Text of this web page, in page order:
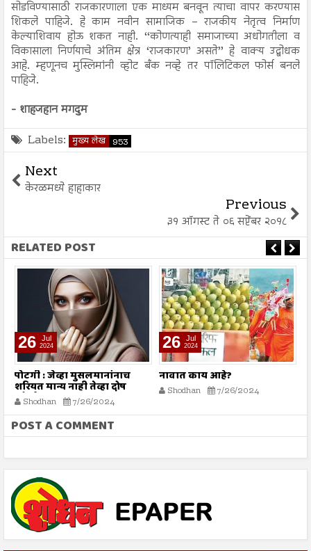
सोडविण्यासाठी राजकारणाला एक माध्यम बनवून त्याचा वापर करण्यास
शिकले पाहिजे. हे काम नवीन सामाजिक – राजकीय नेतृत्व निर्माण
केल्याशिवाय होऊ शकत नाही. ‘‘कोणत्याही समाजाच्या अधोगतीला व
विकासाला निर्णयाचे अंतिम क्षेत्र ‘राजकारण’ असते’’ हे वाक्य उद्बोधक
आहे. म्हणूनच मुस्लिमांनी व्होट बँक नव्हे तर पॉलिटिकल फोर्स बनले
पाहिजे.
- शाहजहान मगदुम
Labels: मुख्य लेख 953
Next
केरळमध्ये हाहाकार
Previous
३१ ऑगस्ट ते ०६ सप्टेंबर २०१८
RELATED POST
26 Jul
2024
पोटगी : जेव्हा मुसलमानांनाच
शरियत मान्य नाही तेव्हा दोष
कोर्टाला कसा द्यावा?
Shodhan 7/26/2024
26 Jul
2024
नावात काय आहे?
Shodhan 7/26/2024
POST A COMMENT